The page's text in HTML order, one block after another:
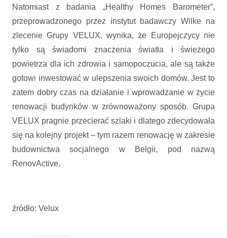
Natomiast z badania „Healthy Homes Barometer”,
przeprowadzonego przez instytut badawczy Wilke na
zlecenie Grupy VELUX, wynika, że Europejczycy nie
tylko są świadomi znaczenia światła i świeżego
powietrza dla ich zdrowia i samopoczucia, ale są także
gotowi inwestować w ulepszenia swoich domów. Jest to
zatem dobry czas na działanie i wprowadzanie w życie
renowacji budynków w zrównoważony sposób. Grupa
VELUX pragnie przecierać szlaki i dlatego zdecydowała
się na kolejny projekt – tym razem renowację w zakresie
budownictwa socjalnego w Belgii, pod nazwą
RenovActive.
źródło: Velux